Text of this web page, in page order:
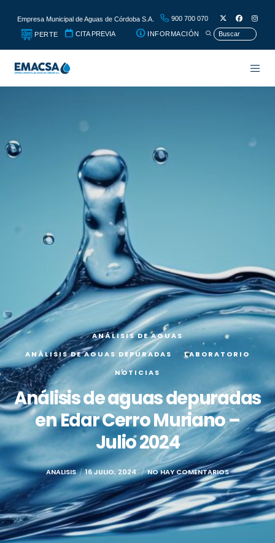
Empresa Municipal de Aguas de Córdoba S.A. 900 700 070
PERTE CITA PREVIA INFORMACIÓN
ANÁLISIS DE AGUAS
ANÁLISIS DE AGUAS DEPURADAS
LABORATORIO
NOTICIAS
Análisis de aguas depuradas
en Edar Cerro Muriano –
Julio 2024
ANALISIS 16 JULIO, 2024 NO HAY COMENTARIOS